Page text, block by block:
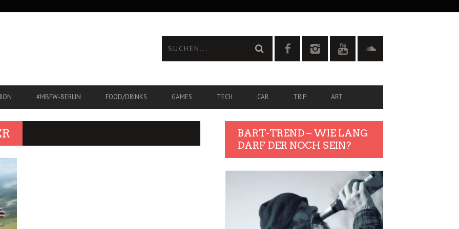
#MBFW-BERLIN FOOD/DRINKS GAMES TECH CAR TRIP ART
BART-TREND – WIE LANG
DARF DER NOCH SEIN?